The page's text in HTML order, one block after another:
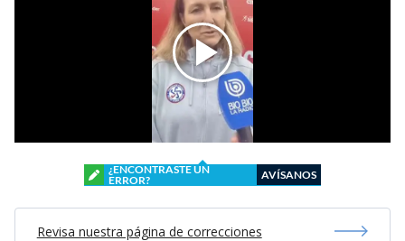
¿ENCONTRASTE UN
ERROR?
AVÍSANOS
Revisa nuestra página de correcciones